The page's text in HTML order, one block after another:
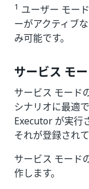
1 ユーザー モー
ーがアクティブ
み可能です。
サービス モ
サービス モード
シナリオに最適
Executor が実行
それが登録され
サービス モード
作します。